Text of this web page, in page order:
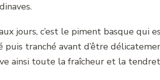
jours, c’est le piment basque qui
puis tranché avant d’être
ainsi toute la fraîcheur et la